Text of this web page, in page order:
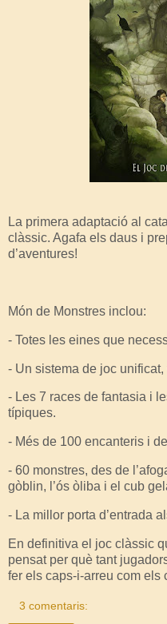
La primera adaptació al
clàssic. Agafa els daus i
d’aventures!
Món de Monstres inclou:
- Totes les eines que
- Un sistema de joc
- Les 7 races de fantasia i
típiques.
- Més de 100 encanteris i
- 60 monstres, des de
gòblin, l’ós òliba i el cub
- La millor porta d’entrada
En definitiva el joc clàssic
pensat per què tant
fer els caps-i-arreu com els
3 comentaris: